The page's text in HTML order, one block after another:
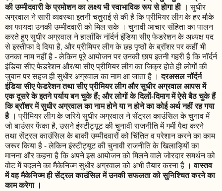
की उम्मीदवारी के प्रमोशन का लक्ष्य भी स्वाभाविक रूप से होगा ही । सुधीर
अग्रवाल ने सारी व्यवस्था इतनी चतुराई से की है कि प्रीमियर लीग के हर मौके
का फायदा उनकी उम्मीदवारी को मिल सके । चुनावी आचार-संहिता का पालन
करते हुए सुधीर अग्रवाल ने हालाँकि नॉर्दर्न इंडिया सीए फेडरेशन के अध्यक्ष पद
से इस्तीफा दे दिया है, और प्रीमियर लीग के छह पृष्ठों के ब्रॉशर पर कहीं भी
उनका नाम नहीं है - लेकिन पूरे आयोजन पर उनकी छाप इतनी गहरी है कि नॉर्दर्न
इंडिया सीए फेडरेशन और/या सीए प्रीमियर लीग का जिक्र होते ही लोगों की
जुबान पर सहज ही सुधीर अग्रवाल का नाम आ जाता है ।दरअसल नॉर्दर्न
इंडिया सीए फेडरेशन तथा सीए प्रीमियर लीग और सुधीर अग्रवाल आपस में
एक दूसरे के इतने पर्याय बन चुके हैं; और लोगों के दिलों-दिमाग में ऐसे बैठ चुके हैं
कि ब्रॉशर में सुधीर अग्रवाल का नाम होने या न होने का कोई अर्थ नहीं रह गया
है । प्रीमियर लीग के जरिये सुधीर अग्रवाल ने सेंट्रल काउंसिल के चुनाव में
जो बाउंसर फेंका है, उसने इंस्टीट्यूट की चुनावी राजनीति में गर्मी पैदा करने
तथा सेंट्रल काउंसिल के बाकी उम्मीदवारों को चिंतित व परेशान करने का काम
जरूर किया है - लेकिन इंस्टीट्यूट की चुनावी राजनीति के खिलाड़ियों का
मानना और कहना है कि अपने इस आयोजन को मिलने वाले जोरदार समर्थन को
वोट में बदलने का मैकेनिज्म सुधीर अग्रवाल को अभी तैयार करना है ।वास्तव
में वह मैकेनिज्म ही सेंट्रल काउंसिल में उनकी सफलता को सुनिश्चित करने का
काम करेगा ।